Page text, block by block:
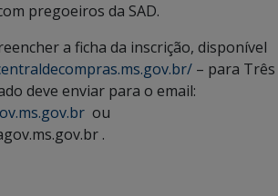
pregoeiros da SAD.
a ficha da inscrição, disponível
– para Três
deve enviar para o email:
ou
.